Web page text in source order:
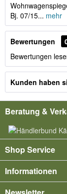
Bj. 07/15... mehr
Bewertungen
Bewertungen
Kunden haben
Beratung &
Shop Service
Informationen